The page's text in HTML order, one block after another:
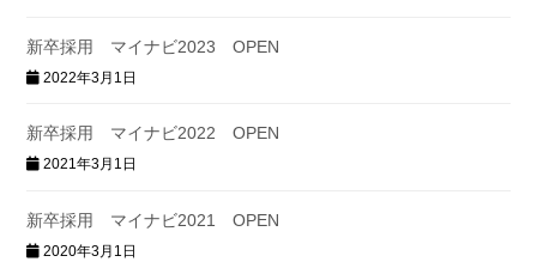
新卒採用 マイナビ2023 OPEN
2022年3月1日
新卒採用 マイナビ2022 OPEN
2021年3月1日
新卒採用 マイナビ2021 OPEN
2020年3月1日